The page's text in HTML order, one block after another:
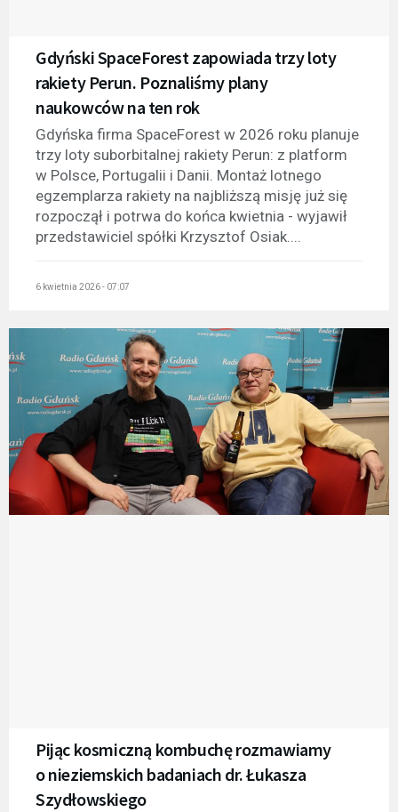
Gdyński SpaceForest zapowiada trzy loty
rakiety Perun. Poznaliśmy plany
naukowców na ten rok
Gdyńska firma SpaceForest w 2026 roku planuje
trzy loty suborbitalnej rakiety Perun: z platform
w Polsce, Portugalii i Danii. Montaż lotnego
egzemplarza rakiety na najbliższą misję już się
rozpoczął i potrwa do końca kwietnia - wyjawił
przedstawiciel spółki Krzysztof Osiak....
6 kwietnia 2026 - 07:07
Pijąc kosmiczną kombuchę rozmawiamy
o nieziemskich badaniach dr. Łukasza
Szydłowskiego